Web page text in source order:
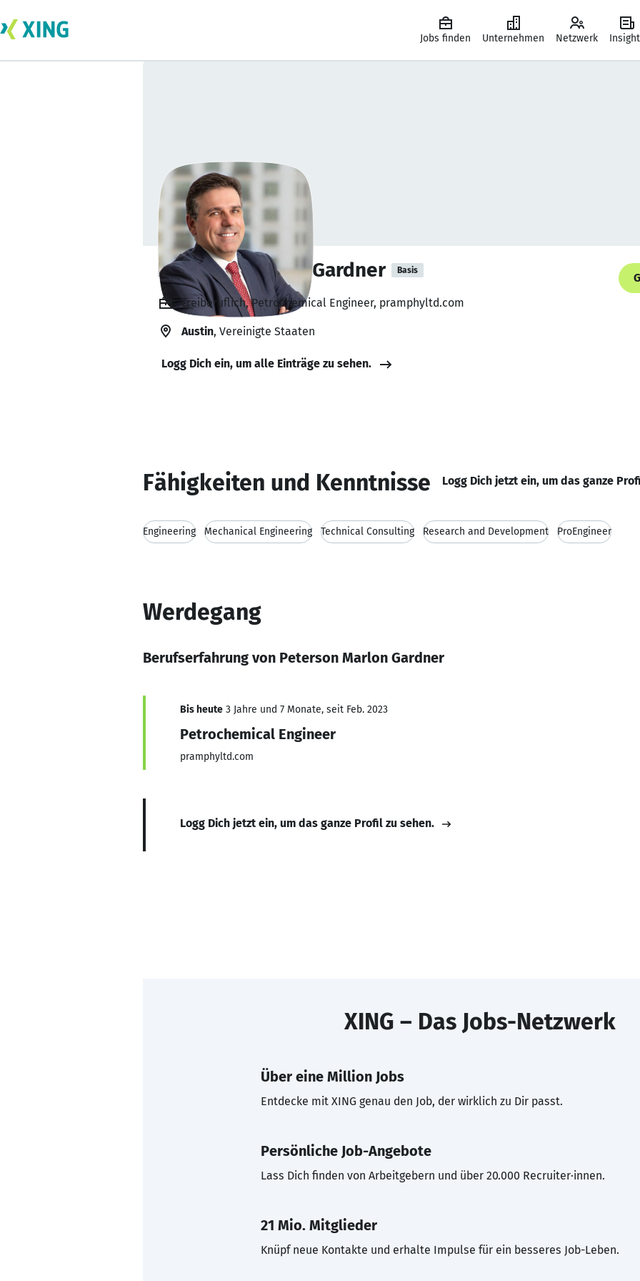
Jobs finden Unternehmen Netzwerk
Peterson Marlon Gardner Basis
Freiberuflich, Petrochemical Engineer, pramphyltd.com
Austin, Vereinigte Staaten
Logg Dich ein, um alle Einträge zu sehen.
Fähigkeiten und Kenntnisse Logg Dich jetzt ein, um das ganze
Engineering Mechanical Engineering Technical Consulting Research and Development ProEngineer
Werdegang
Berufserfahrung von Peterson Marlon Gardner
Bis heute 3 Jahre und 7 Monate, seit Feb. 2023
Petrochemical Engineer
pramphyltd.com
Logg Dich jetzt ein, um das ganze Profil zu sehen.
XING – Das Jobs-Netzwerk
Über eine Million Jobs
Entdecke mit XING genau den Job, der wirklich zu Dir passt.
Persönliche Job-Angebote
Lass Dich finden von Arbeitgebern und über 20.000 Recruiter·innen.
21 Mio. Mitglieder
Knüpf neue Kontakte und erhalte Impulse für ein besseres Job-Leben.